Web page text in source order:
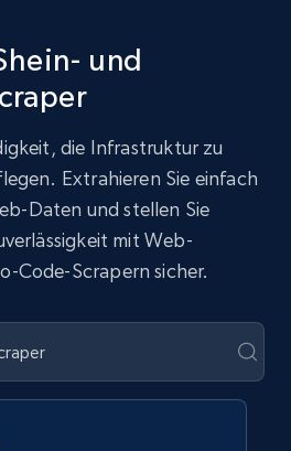
und
die Infrastruktur zu
Extrahieren Sie einfach
Daten und stellen Sie
mit Web-
Code-Scrapern sicher.